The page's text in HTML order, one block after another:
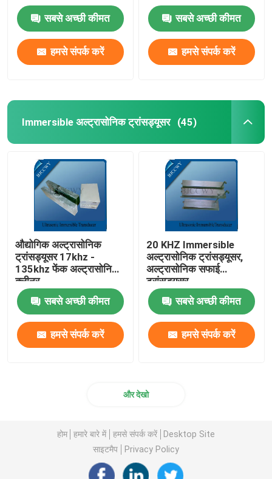
सबसे अच्छी कीमत
हमसे संपर्क करें
सबसे अच्छी कीमत
हमसे संपर्क करें
Immersible अल्ट्रासोनिक ट्रांसड्यूसर (45)
औद्योगिक अल्ट्रासोनिक
ट्रांसड्यूसर 17khz -
135khz फेंक अल्ट्रासोनिक
क्लीनर
सबसे अच्छी कीमत
हमसे संपर्क करें
20 KHZ Immersible
अल्ट्रासोनिक ट्रांसड्यूसर,
अल्ट्रासोनिक सफाई
ट्रांसड्यूसर
सबसे अच्छी कीमत
हमसे संपर्क करें
और देखो
होम हमारे बारे में हमसे संपर्क करें
Desktop Site
साइटमैप
Privacy Policy